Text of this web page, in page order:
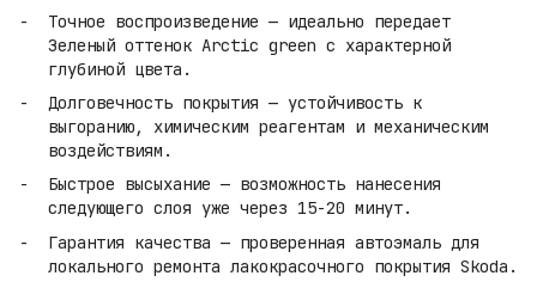
Точное воспроизведение — идеально передает
Зеленый оттенок Arctic green с характерной
глубиной цвета.
Долговечность покрытия — устойчивость к
выгоранию, химическим реагентам и механическим
воздействиям.
Быстрое высыхание — возможность нанесения
следующего слоя уже через 15-20 минут.
Гарантия качества — проверенная автоэмаль для
локального ремонта лакокрасочного покрытия Skoda.